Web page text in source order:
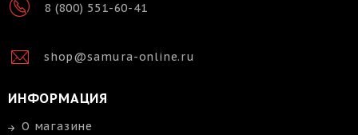
8 (800) 551-60-41
shop@samura-online.ru
ИНФОРМАЦИЯ
О магазине